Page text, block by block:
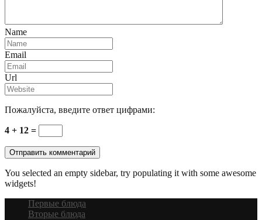
Name
Email
Url
Пожалуйста, введите ответ цифрами:
4 + 12 =
You selected an empty sidebar, try populating it with some awesome
widgets!
Первые блюда
Вторые блюда